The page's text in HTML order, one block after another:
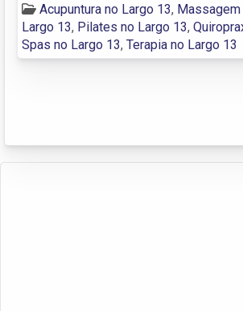
Acupuntura no Largo 13, Massagem
Largo 13, Pilates no Largo 13,
Spas no Largo 13, Terapia no Largo 13